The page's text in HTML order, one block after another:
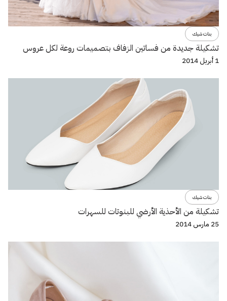
بنات شيك
تشكيلة جديدة من فساتين الزفاف بتصميمات روعة لكل عروس
1 أبريل 2014
بنات شيك
تشكيلة من الأحذية الأرضي للبنوتات للسهرات
25 مارس 2014